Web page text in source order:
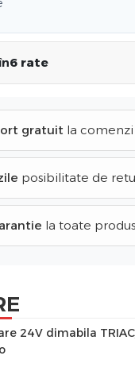
6 rate
gratuit la comenzi
posibilitate de
la toate
24V dimabila